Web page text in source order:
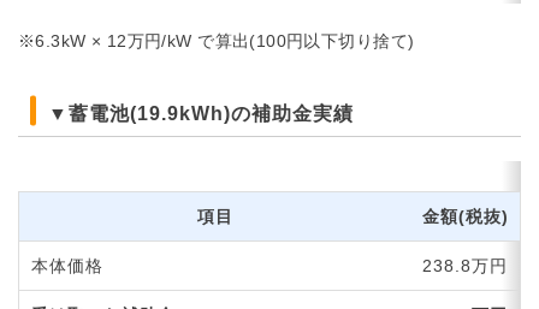
※6.3kW × 12万円/kW で算出(100円以下切り捨て)
▼蓄電池(19.9kWh)の補助金実績
項目 金額(税抜)
本体価格 238.8万円